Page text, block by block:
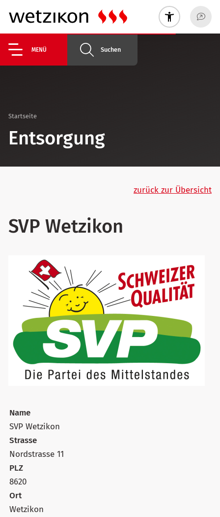
MENÜ Suchen
Startseite
Entsorgung
zurück zur Übersicht
SVP Wetzikon
Name
SVP Wetzikon
Strasse
Nordstrasse 11
PLZ
8620
Ort
Wetzikon